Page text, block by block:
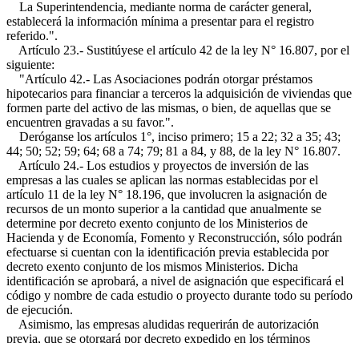
La Superintendencia, mediante norma de carácter general,
establecerá la información mínima a presentar para el registro
referido.".
Artículo 23.- Sustitúyese el artículo 42 de la ley N° 16.807, por el
siguiente:
"Artículo 42.- Las Asociaciones podrán otorgar préstamos
hipotecarios para financiar a terceros la adquisición de viviendas que
formen parte del activo de las mismas, o bien, de aquellas que se
encuentren gravadas a su favor.".
Deróganse los artículos 1°, inciso primero; 15 a 22; 32 a 35; 43;
44; 50; 52; 59; 64; 68 a 74; 79; 81 a 84, y 88, de la ley N° 16.807.
Artículo 24.- Los estudios y proyectos de inversión de las
empresas a las cuales se aplican las normas establecidas por el
artículo 11 de la ley N° 18.196, que involucren la asignación de
recursos de un monto superior a la cantidad que anualmente se
determine por decreto exento conjunto de los Ministerios de
Hacienda y de Economía, Fomento y Reconstrucción, sólo podrán
efectuarse si cuentan con la identificación previa establecida por
decreto exento conjunto de los mismos Ministerios. Dicha
identificación se aprobará, a nivel de asignación que especificará el
código y nombre de cada estudio o proyecto durante todo su período
de ejecución.
Asimismo, las empresas aludidas requerirán de autorización
previa, que se otorgará por decreto expedido en los términos